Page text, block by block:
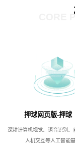
CORE
押球网页版-押球
深耕计算机视觉、语音识别、
人机交互等人工智能